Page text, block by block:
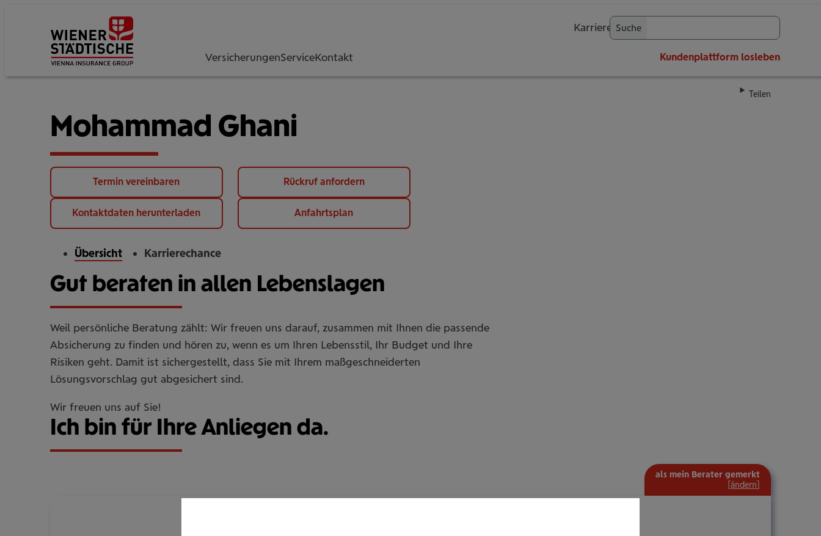
VersicherungenServiceKontakt
Karriere Suche
Kundenplattform losleben
Teilen
Mohammad Ghani
Termin vereinbaren Rückruf anfordern
Kontaktdaten herunterladen Anfahrtsplan
Übersicht Karrierechance
Gut beraten in allen Lebenslagen
Weil persönliche Beratung zählt: Wir freuen uns darauf, zusammen mit Ihnen die passende
Absicherung zu finden und hören zu, wenn es um Ihren Lebensstil, Ihr Budget und Ihre
Risiken geht. Damit ist sichergestellt, dass Sie mit Ihrem maßgeschneiderten
Lösungsvorschlag gut abgesichert sind.
Wir freuen uns auf Sie!
Ich bin für Ihre Anliegen da.
als mein Berater gemerkt
[ändern